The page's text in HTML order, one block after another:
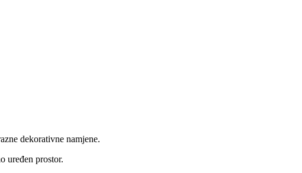
dekorativne namjene.
uređen prostor.